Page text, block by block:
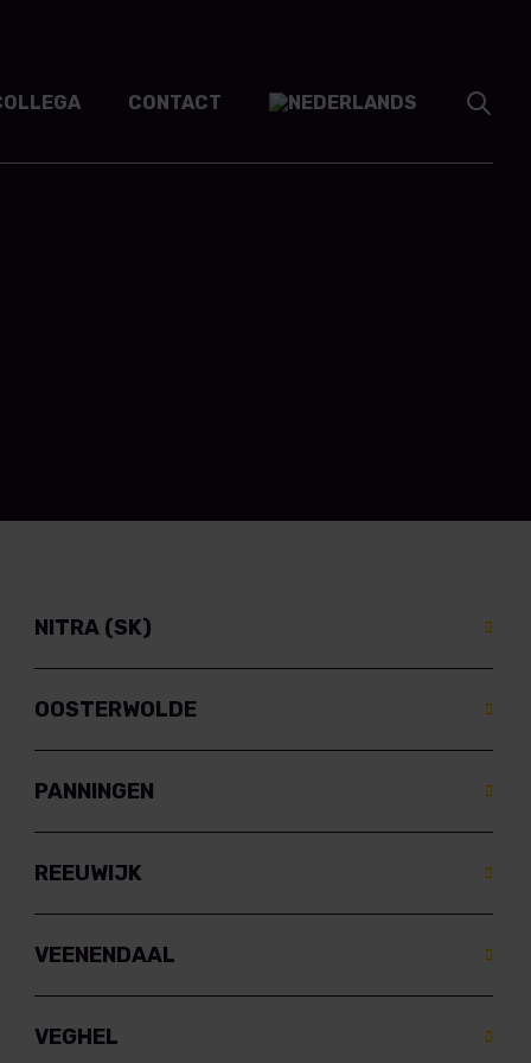
CONTACT
NITRA (SK)
OOSTERWOLDE
PANNINGEN
REEUWIJK
VEENENDAAL
VEGHEL